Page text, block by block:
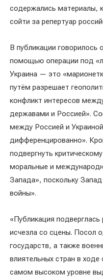
содержались материалы,
сойти за репертуар
В публикации говорилось
помощью операции под
Украина — это
путём разрешает
конфликт интересов
державами и Россией».
между Россией и
дифференцированно».
подвергнуть
моральные и
Запада», поскольку
войны».
«Публикация
исчезла со сцены. Посол
государств, а также
влиятельных стран в
самом высоком уровне